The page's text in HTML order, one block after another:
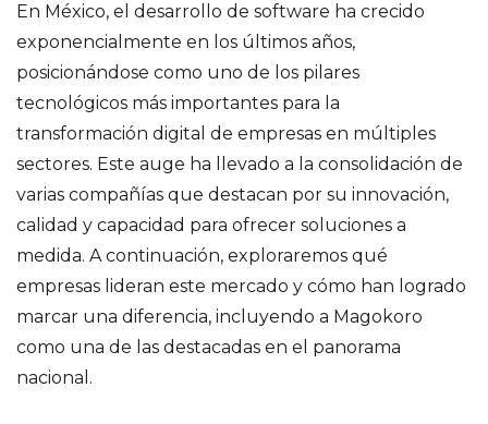
En México, el desarrollo de software ha crecido
exponencialmente en los últimos años,
posicionándose como uno de los pilares
tecnológicos más importantes para la
transformación digital de empresas en múltiples
sectores. Este auge ha llevado a la consolidación de
varias compañías que destacan por su innovación,
calidad y capacidad para ofrecer soluciones a
medida. A continuación, exploraremos qué
empresas lideran este mercado y cómo han logrado
marcar una diferencia, incluyendo a Magokoro
como una de las destacadas en el panorama
nacional.